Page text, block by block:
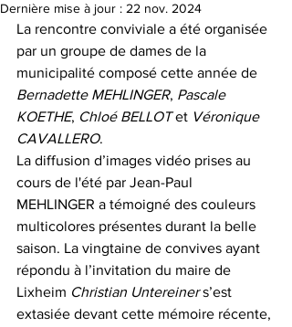
Dernière mise à jour : 22 nov. 2024
La rencontre conviviale a été organisée
par un groupe de dames de la
municipalité composé cette année de
Bernadette MEHLINGER, Pascale
KOETHE, Chloé BELLOT et Véronique
CAVALLERO.
La diffusion d’images vidéo prises au
cours de l'été par Jean-Paul
MEHLINGER a témoigné des couleurs
multicolores présentes durant la belle
saison. La vingtaine de convives ayant
répondu à l’invitation du maire de
Lixheim Christian Untereiner s’est
extasiée devant cette mémoire récente,